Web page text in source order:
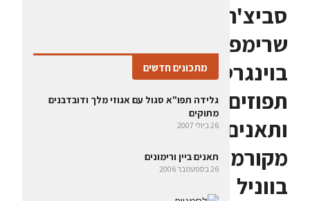
סביצ'ה
שרימפס
בוינגרט
תפוזים
ותאנים
מקורמלות
בווניל
מתכונים חדשים
גלידה תפו"א סגול עם אגוזי מלך ודובדבנים
מתוקים
26 ביולי 2007
תאנים ביין ורימונים
26 בספטמבר 2006